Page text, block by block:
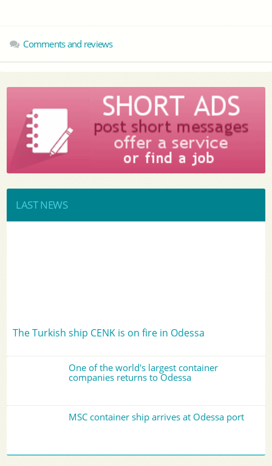
Comments and reviews
LAST NEWS
The Turkish ship CENK is on fire in Odessa
One of the world's largest container
companies returns to Odessa
MSC container ship arrives at Odessa port